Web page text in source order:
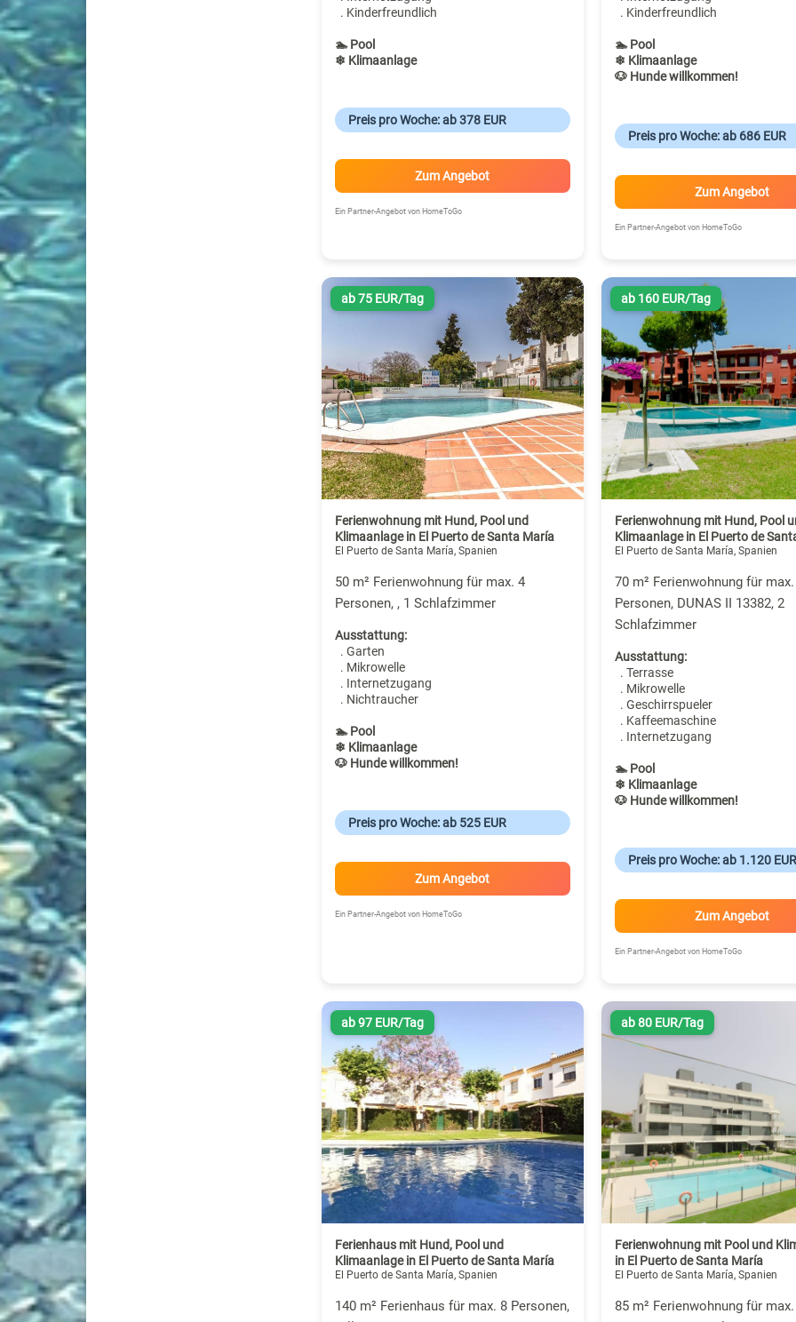
. Kinderfreundlich
🏊 Pool
❄ Klimaanlage
Preis pro Woche: ab 378 EUR
Zum Angebot
Ein Partner-Angebot von HomeToGo
. Kinderfreundlich
🏊 Pool
❄ Klimaanlage
🐶 Hunde willkommen!
Preis pro Woche: ab 686 EUR
Zum Angebot
Ein Partner-Angebot von HomeToGo
ab 75 EUR/Tag
Ferienwohnung mit Hund, Pool und
Klimaanlage in El Puerto de Santa María
El Puerto de Santa María, Spanien
50 m² Ferienwohnung für max. 4
Personen, , 1 Schlafzimmer
Ausstattung:
. Garten
. Mikrowelle
. Internetzugang
. Nichtraucher
🏊 Pool
❄ Klimaanlage
🐶 Hunde willkommen!
Preis pro Woche: ab 525 EUR
Zum Angebot
Ein Partner-Angebot von HomeToGo
ab 160 EUR/Tag
Ferienwohnung mit Hund, Pool
Klimaanlage in El Puerto de
El Puerto de Santa María, Spanien
70 m² Ferienwohnung für
Personen, DUNAS II 13382, 2
Schlafzimmer
Ausstattung:
. Terrasse
. Mikrowelle
. Geschirrspueler
. Kaffeemaschine
. Internetzugang
🏊 Pool
❄ Klimaanlage
🐶 Hunde willkommen!
Preis pro Woche: ab 1.120 EUR
Zum Angebot
Ein Partner-Angebot von HomeToGo
ab 97 EUR/Tag
Ferienhaus mit Hund, Pool und
Klimaanlage in El Puerto de Santa María
El Puerto de Santa María, Spanien
140 m² Ferienhaus für max. 8 Personen,
ab 80 EUR/Tag
Ferienwohnung mit Pool und
in El Puerto de Santa María
El Puerto de Santa María, Spanien
85 m² Ferienwohnung für